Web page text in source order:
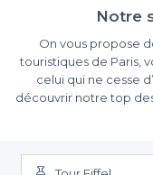
Notre
On vous propose
touristiques de Paris,
celui qui ne cesse
découvrir notre top
majestueuse Dame
tout le monde
touristes rêvent et